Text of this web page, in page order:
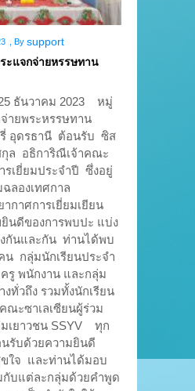
, By support
ะแจกจ่ายหรรษทาน
ธันวาคม 2023 หมู่
ายพระหรรษทาน
รี่ อุดรธานี ต้อนรับ ซิส
กุล อธิการิณีเจ้าคณะ
รเยี่ยมประจำปี ซึ่งอยู่
ฉลองเทศกาล
กาศการเยี่ยมเยียน
นดีของการพบปะ แบ่ง
กันและกัน ท่านได้พบ
กลุ่มนักเรียนประจำ
รู พนักงาน และกลุ่ม
งทั่วถึง รวมทั้งนักเรียน
ณะซาเลเซียนผู้ร่วม
เยาวชน SSYV ทุก
รับด้วยความยินดี
ใจ และท่านได้มอบ
บแต่ละกลุ่มด้วยคำพูด